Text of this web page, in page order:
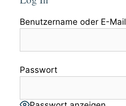
Benutzername oder E-
Passwort